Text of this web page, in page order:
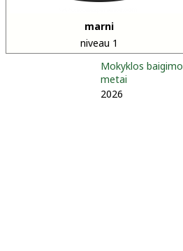
marni
niveau 1
Mokyklos baigimo
metai
2026